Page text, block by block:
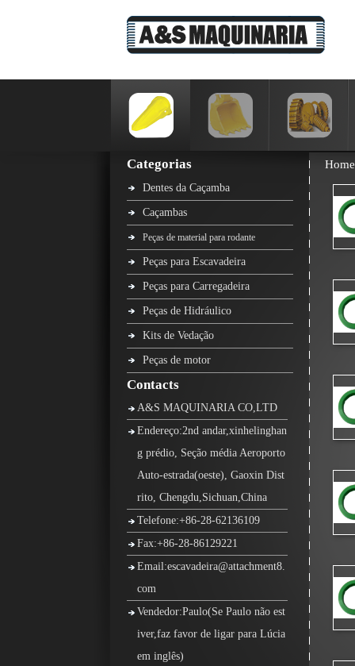
Categorias
Dentes da Caçamba
Caçambas
Peças de material para rodante
Peças para Escavadeira
Peças para Carregadeira
Peças de Hidráulico
Kits de Vedação
Peças de motor
Contacts
A&S MAQUINARIA CO,LTD
Endereço:2nd andar,xinhelinghan
g prédio, Seção média Aeroporto
Auto-estrada(oeste), Gaoxin Dist
rito, Chengdu,Sichuan,China
Telefone:+86-28-62136109
Fax:+86-28-86129221
Email:escavadeira@attachment8.
com
Vendedor:Paulo(Se Paulo não est
iver,faz favor de ligar para Lúcia
em inglês)
Home